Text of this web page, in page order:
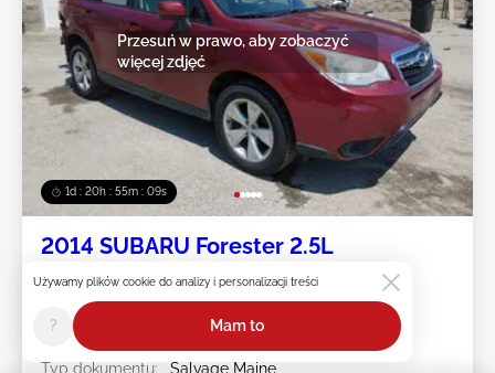
1d : 20h : 55m : 07s
Przesuń w prawo, aby zobaczyć
więcej zdjęć
2014 SUBARU Forester 2.5L
Nr pojazdu:
45******
Przebieg:
134,261 mile
Uszkodzenie:
Uszkodzony tył/Brak
danych
Typ dokumentu:
Salvage Maine
Używamy plików cookie do analizy i personalizacji treści
? Mam to